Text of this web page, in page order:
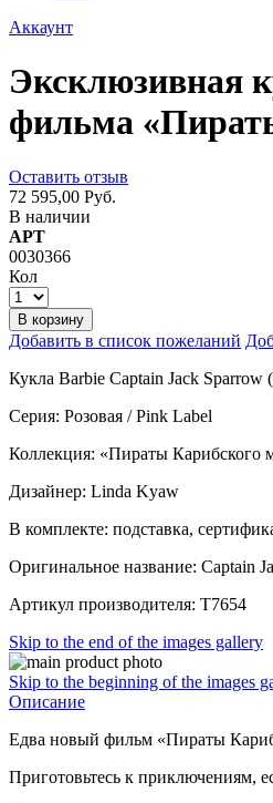
Аккаунт
Эксклюзивная
фильма
Оставить отзыв
72 595,00 Руб.
В наличии
АРТ
0030366
Кол
В корзину
Добавить в список пожеланий
Кукла Barbie Captain Jack
Серия: Розовая / Pink Label
Коллекция: «Пираты Карибского
Дизайнер: Linda Kyaw
В комплекте: подставка,
Оригинальное название: Captain
Артикул производителя: T7654
Skip to the end of the images gallery
Skip to the beginning of the images
Описание
Едва новый фильм «Пираты
Приготовьтесь к приключениям,